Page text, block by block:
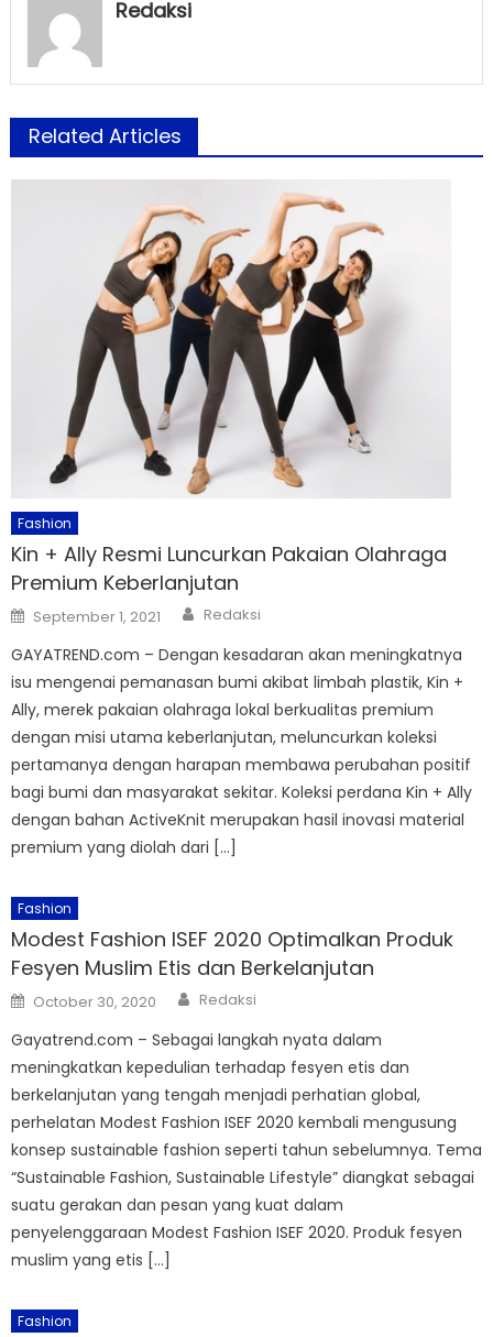
Redaksi
Related Articles
Fashion
Kin + Ally Resmi Luncurkan Pakaian Olahraga
Premium Keberlanjutan
Posted
on
September 1, 2021 Author
Redaksi
GAYATREND.com – Dengan kesadaran akan meningkatnya
isu mengenai pemanasan bumi akibat limbah plastik, Kin +
Ally, merek pakaian olahraga lokal berkualitas premium
dengan misi utama keberlanjutan, meluncurkan koleksi
pertamanya dengan harapan membawa perubahan positif
bagi bumi dan masyarakat sekitar. Koleksi perdana Kin + Ally
dengan bahan ActiveKnit merupakan hasil inovasi material
premium yang diolah dari […]
Fashion
Modest Fashion ISEF 2020 Optimalkan Produk
Fesyen Muslim Etis dan Berkelanjutan
Posted
on
October 30, 2020 Author
Redaksi
Gayatrend.com – Sebagai langkah nyata dalam
meningkatkan kepedulian terhadap fesyen etis dan
berkelanjutan yang tengah menjadi perhatian global,
perhelatan Modest Fashion ISEF 2020 kembali mengusung
konsep sustainable fashion seperti tahun sebelumnya. Tema
“Sustainable Fashion, Sustainable Lifestyle” diangkat sebagai
suatu gerakan dan pesan yang kuat dalam
penyelenggaraan Modest Fashion ISEF 2020. Produk fesyen
muslim yang etis […]
Fashion